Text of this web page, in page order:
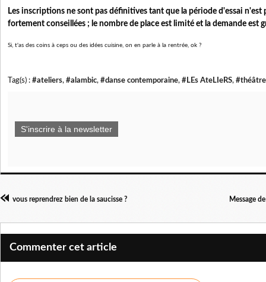
Les inscriptions ne sont pas définitives tant que la période d'essai n'est
fortement conseillées ; le nombre de place est limité et la demande est
Si, t'as des coins à ceps ou des idées cuisine, on en parle à la rentrée, ok ?
Tag(s) : #ateliers, #alambic, #danse contemporaine, #LEs AteLIeRS, #théâtre
S'inscrire à la newsletter
vous reprendrez bien de la saucisse ? Message
Commenter cet article